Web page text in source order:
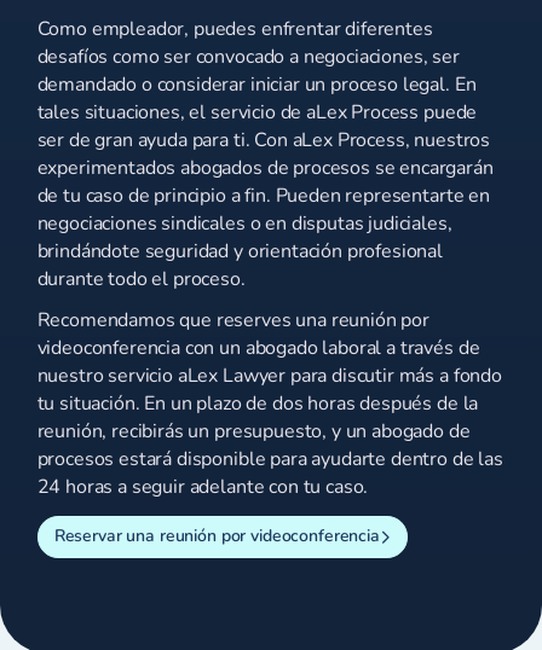
Como empleador, puedes enfrentar diferentes
desafíos como ser convocado a negociaciones, ser
demandado o considerar iniciar un proceso legal. En
tales situaciones, el servicio de aLex Process puede
ser de gran ayuda para ti. Con aLex Process, nuestros
experimentados abogados de procesos se encargarán
de tu caso de principio a fin. Pueden representarte en
negociaciones sindicales o en disputas judiciales,
brindándote seguridad y orientación profesional
durante todo el proceso.
Recomendamos que reserves una reunión por
videoconferencia con un abogado laboral a través de
nuestro servicio aLex Lawyer para discutir más a fondo
tu situación. En un plazo de dos horas después de la
reunión, recibirás un presupuesto, y un abogado de
procesos estará disponible para ayudarte dentro de las
24 horas a seguir adelante con tu caso.
Reservar una reunión por videoconferencia